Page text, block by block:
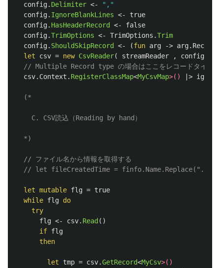
config. Delimiter <-
","
config. IgnoreBlankLines <-
true
config. HasHeaderRecord <-
false
config.TrimOptions <- TrimOptions .Trim
config. ShouldSkipRecord <- (fun arg -> arg. Record
let
csv = new CsvReader( streamReader , config
// Multiple Record type の場合はここをレコードタイプ
csv. Context . RegisterClassMap<MyCsvMap>() |> ignore
(*
    C. CSV読込（Reading by hand）
  *)
// ファイル名から情報を取得する
// let fileCreatedTime =
let mutable flg = true
while flg do
try
flg <- csv. Read ()
if flg
then
let tmp = csv.GetRecord<MyCsv>()